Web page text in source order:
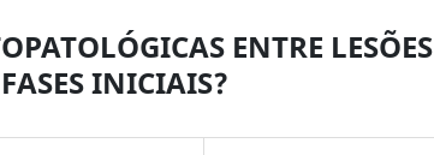
ENTRE LESÕES
INICIAIS?